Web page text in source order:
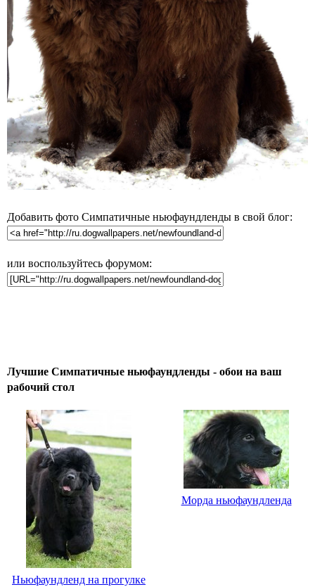
Добавить фото Симпатичные ньюфаундленды в свой блог:
или воспользуйтесь форумом:
Лучшие Симпатичные ньюфаундленды - обои на ваш
рабочий стол
Ньюфаундленд на прогулке
Морда ньюфаундленда